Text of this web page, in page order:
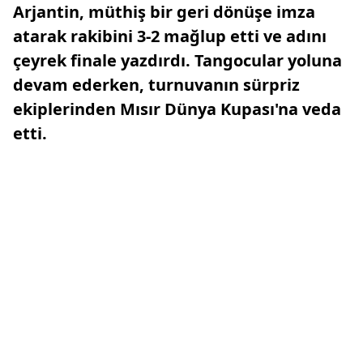
Arjantin, müthiş bir geri dönüşe imza
atarak rakibini 3-2 mağlup etti ve adını
çeyrek finale yazdırdı. Tangocular yoluna
devam ederken, turnuvanın sürpriz
ekiplerinden Mısır Dünya Kupası'na veda
etti.